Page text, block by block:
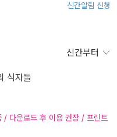
신간알림 신청
신간부터
식자들
/ 다운로드 후 이용 권장 / 프린트